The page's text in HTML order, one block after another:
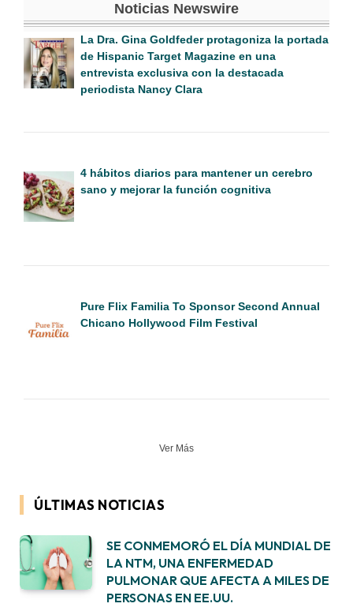
Noticias Newswire
La Dra. Gina Goldfeder protagoniza la portada
de Hispanic Target Magazine en una
entrevista exclusiva con la destacada
periodista Nancy Clara
4 hábitos diarios para mantener un cerebro
sano y mejorar la función cognitiva
Pure Flix Familia To Sponsor Second Annual
Chicano Hollywood Film Festival
Ver Más
ÚLTIMAS NOTICIAS
SE CONMEMORÓ EL DÍA MUNDIAL DE
LA NTM, UNA ENFERMEDAD
PULMONAR QUE AFECTA A MILES DE
PERSONAS EN EE.UU.